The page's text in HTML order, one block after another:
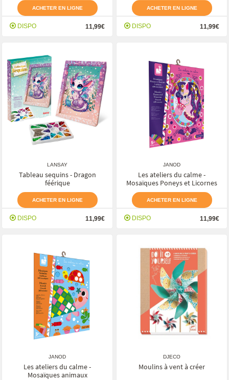
ACHETER EN LIGNE
DISPO 11,99€
ACHETER EN LIGNE
DISPO 11,99€
LANSAY
Tableau sequins - Dragon
féérique
ACHETER EN LIGNE
DISPO 11,99€
JANOD
Les ateliers du calme -
Mosaïques Poneys et Licornes
ACHETER EN LIGNE
DISPO 11,99€
JANOD
Les ateliers du calme -
Mosaïques animaux
DJECO
Moulins à vent à créer